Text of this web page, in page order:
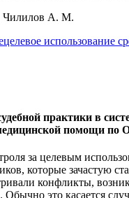
А. М.
использование
практики в
помощи по
за целевым
которые зачастую
конфликты,
Обычно это касается